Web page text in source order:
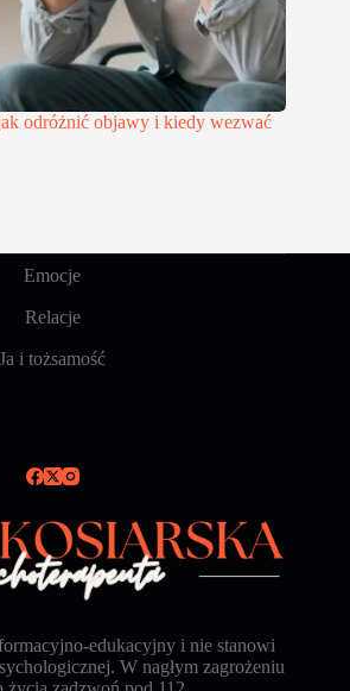
odróżnić objawy i kiedy wezwać
Emocje
Relacje
Ja i tożsamość
edukacyjny i nie stanowi
W nagłym zagrożeniu